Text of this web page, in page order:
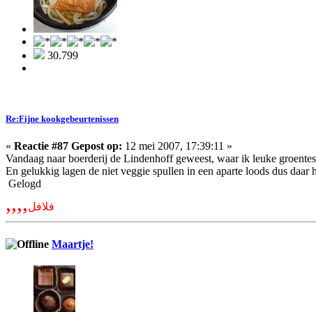
30.799
Re:Fijne kookgebeurtenissen
« Reactie #87 Gepost op: 12 mei 2007, 17:39:11 »
Vandaag naar boerderij de Lindenhoff geweest, waar ik leuke
En gelukkig lagen de niet veggie spullen in een aparte loods dus daar
Gelogd
,,,,فلافل
Maartje!